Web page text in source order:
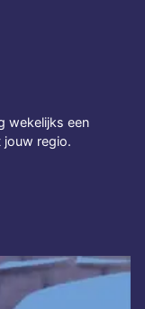
wekelijks een
jouw regio.